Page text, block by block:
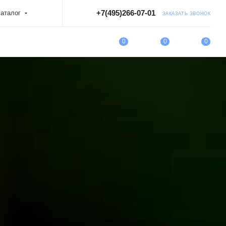
+7(495)266-07-01 ЗАКАЗАТЬ ЗВОНОК
0 0 0